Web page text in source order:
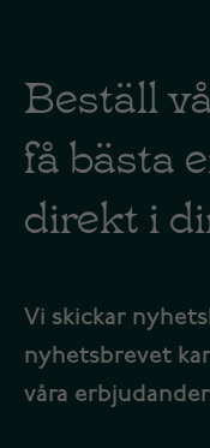
Beställ
få bästa
direkt i
Vi skickar
nyhetsbrevet
våra